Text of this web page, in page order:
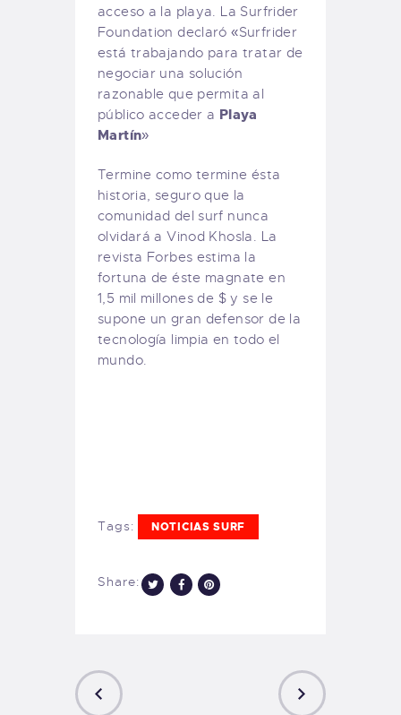
acceso a la playa. La Surfrider
Foundation declaró «Surfrider
está trabajando para tratar de
negociar una solución
razonable que permita al
público acceder a Playa
Martín»
Termine como termine ésta
historia, seguro que la
comunidad del surf nunca
olvidará a Vinod Khosla. La
revista Forbes estima la
fortuna de éste magnate en
1,5 mil millones de $ y se le
supone un gran defensor de la
tecnología limpia en todo el
mundo.
Tags: NOTICIAS SURF
Share: